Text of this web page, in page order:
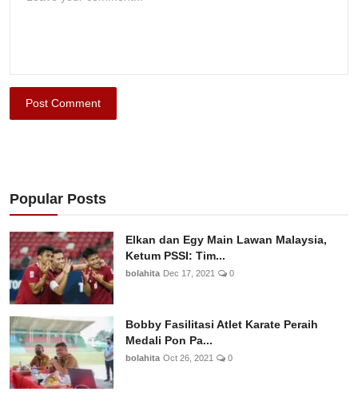
Post Comment
Popular Posts
Elkan dan Egy Main Lawan Malaysia,
Ketum PSSI: Tim...
bolahita Dec 17, 2021 0
Bobby Fasilitasi Atlet Karate Peraih
Medali Pon Pa...
bolahita Oct 26, 2021 0